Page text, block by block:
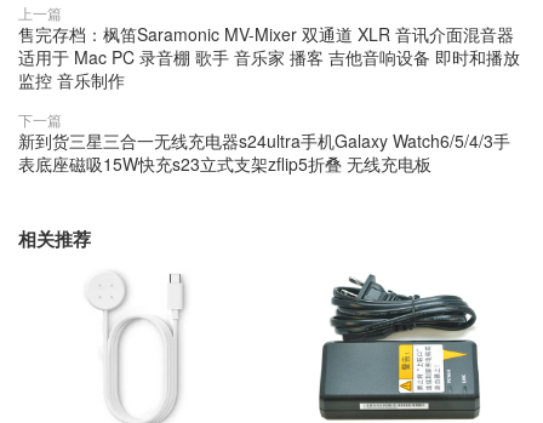
上一篇
售完存档：枫笛Saramonic MV-Mixer 双通道 XLR 音讯介面混音器
适用于 Mac PC 录音棚 歌手 音乐家 播客 吉他音响设备 即时和播放
监控 音乐制作
下一篇
新到货三星三合一无线充电器s24ultra手机Galaxy Watch6/5/4/3手
表底座磁吸15W快充s23立式支架zflip5折叠 无线充电板
相关推荐